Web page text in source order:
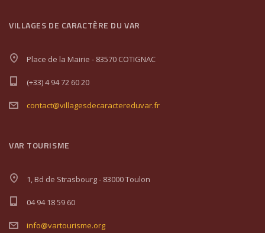
VILLAGES DE CARACTÈRE DU VAR
Place de la Mairie - 83570 COTIGNAC
(+33) 4 94 72 60 20
contact@villagesdecaractereduvar.fr
VAR TOURISME
1, Bd de Strasbourg - 83000 Toulon
04 94 18 59 60
info@vartourisme.org